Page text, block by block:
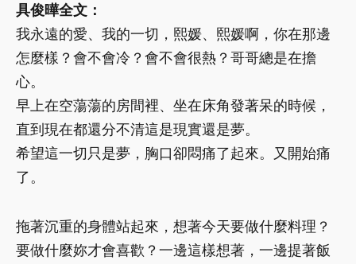
具俊曄全文：
我永遠的愛、我的一切，熙媛、熙媛啊，你在那邊
怎麼樣？會不會冷？會不會很熱？哥哥總是在擔
心。
早上在空蕩蕩的房間裡、坐在床角發著呆的時候，
直到現在都還分不清這是現實還是夢。
希望這一切只是夢，胸口卻悶痛了起來。又開始痛
了。
拖著沉重的身體站起來，想著今天要做什麼料理？
要做什麼妳才會喜歡？一邊這樣想著，一邊提著飯